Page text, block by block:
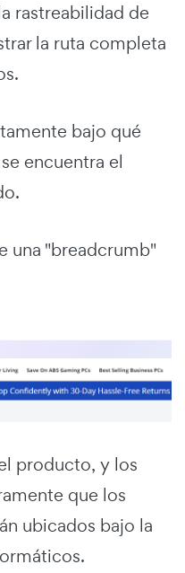
rastreabilidad de
la ruta completa
bajo qué
encuentra el
una "breadcrumb"
producto, y los
que los
ubicados bajo la